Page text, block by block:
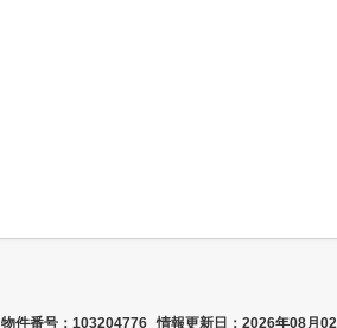
物件番号：103204776 情報更新日：2026年08月02